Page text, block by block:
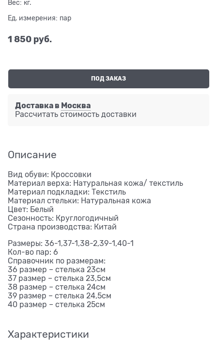
Вес: кг.
Ед. измерения: пар
1 850 руб.
ПОД ЗАКАЗ
Доставка в Москва
Рассчитать стоимость доставки
Описание
Вид обуви: Кроссовки
Материал верха: Натуральная кожа/ текстиль
Материал подкладки: Текстиль
Материал стельки: Натуральная кожа
Цвет: Белый
Сезонность: Круглогодичный
Страна производства: Китай
Размеры: 36-1,37-1,38-2,39-1,40-1
Кол-во пар: 6
Справочник по размерам:
36 размер – стелька 23см
37 размер – стелька 23,5см
38 размер – стелька 24см
39 размер – стелька 24,5см
40 размер – стелька 25см
Характеристики